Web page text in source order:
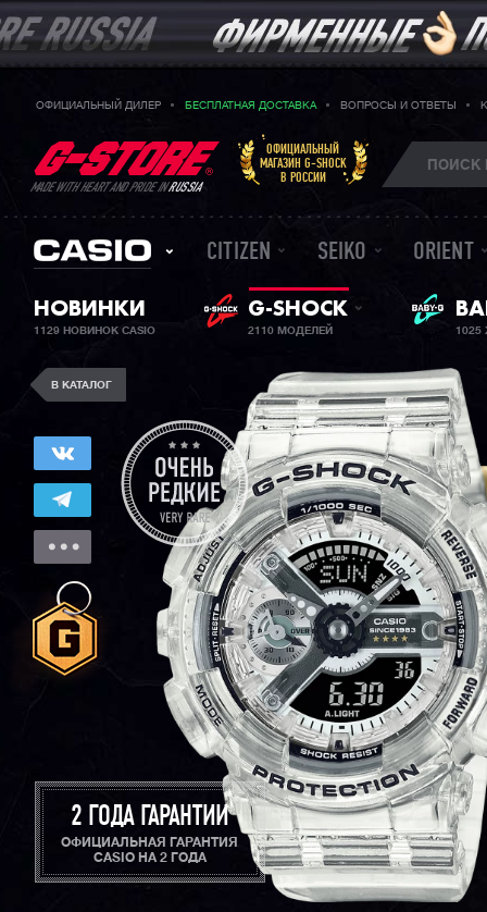
ОФИЦИАЛЬНЫЙ ДИЛЕР БЕСПЛАТНАЯ ДОСТАВКА ВОПРОСЫ И ОТВЕТЫ
MADE WITH HEART AND PRIDE INRUSSIA
ОФИЦИАЛЬНЫЙ
МАГАЗИН G-SHOCK
В РОССИИ
CITIZEN SEIKO ORIENT
НОВИНКИ
1129 НОВИНОК CASIO
G-SHOCK
2110 МОДЕЛЕЙ
В КАТАЛОГ
2 ГОДА ГАРАНТИИ
ОФИЦИАЛЬНАЯ ГАРАНТИЯ
CASIO НА 2 ГОДА